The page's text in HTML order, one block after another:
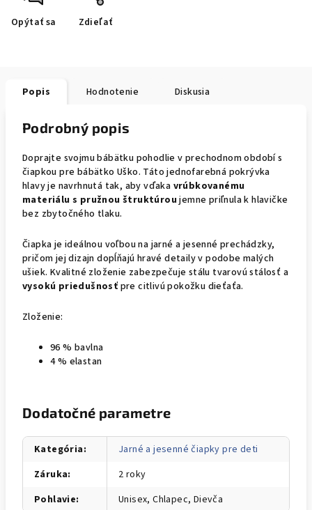
Opýtať sa Zdieľať
Popis Hodnotenie Diskusia
Podrobný popis
Doprajte svojmu bábätku pohodlie v prechodnom období s
čiapkou pre bábätko Uško. Táto jednofarebná pokrývka
hlavy je navrhnutá tak, aby vďaka vrúbkovanému
materiálu s pružnou štruktúroujemne priľnula k hlavičke
bez zbytočného tlaku.
Čiapka je ideálnou voľbou na jarné a jesenné prechádzky,
pričom jej dizajn dopĺňajú hravé detaily v podobe malých
ušiek. Kvalitné zloženie zabezpečuje stálu tvarovú stálosť a
vysokú priedušnosť pre citlivú pokožku dieťaťa.
Zloženie:
96 % bavlna
4 % elastan
Dodatočné parametre
Kategória:
Jarné a jesenné čiapky pre deti
Záruka:
2 roky
Pohlavie: Unisex, Chlapec, Dievča